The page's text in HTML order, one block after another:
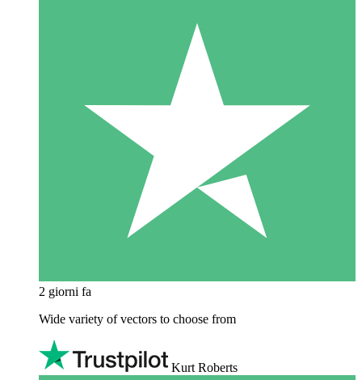
2 giorni fa
Wide variety of vectors to choose from
Kurt Roberts